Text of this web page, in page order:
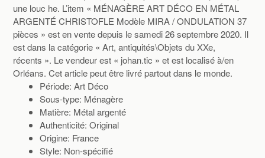
une louc he. L’item « MÉNAGÈRE ART DÉCO EN MÉTAL
ARGENTÉ CHRISTOFLE Modèle MIRA / ONDULATION 37
pièces » est en vente depuis le samedi 26 septembre 2020. Il
est dans la catégorie « Art, antiquités\Objets du XXe,
récents ». Le vendeur est « johan.tic » et est localisé à/en
Orléans. Cet article peut être livré partout dans le monde.
Période: Art Déco
Sous-type: Ménagère
Matière: Métal argenté
Authenticité: Original
Origine: France
Style: Non-spécifié